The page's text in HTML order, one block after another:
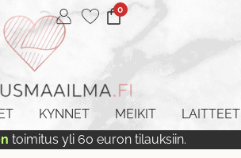
0
KYNNET MEIKIT LAITTEET
toimitus yli 60 euron tilauksiin.